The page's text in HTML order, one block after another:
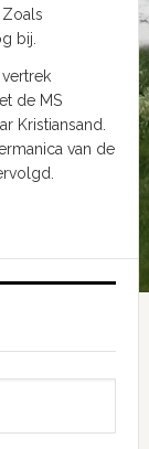
bij.
de MS
Kristiansand.
van de